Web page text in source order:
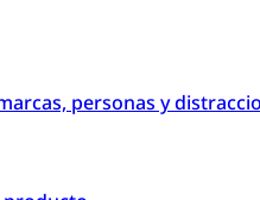
personas y